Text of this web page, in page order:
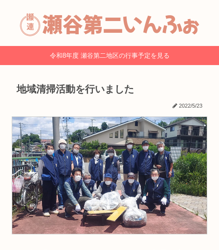
令和8年度 瀬谷第二地区の行事予定を見る
地域清掃活動を行いました
2022/5/23